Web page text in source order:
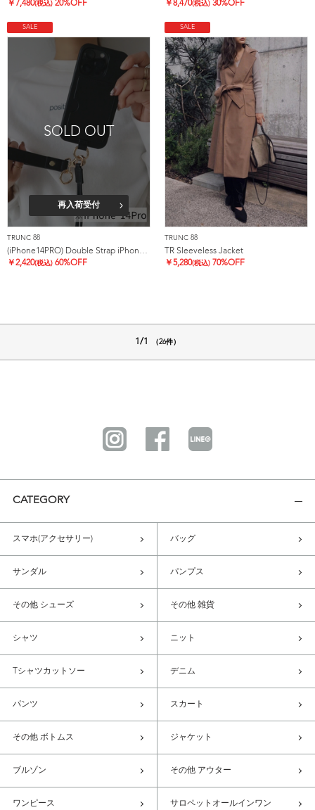
￥ 7,480(税込) 20%OFF
￥8,470(税込) 30%OFF
SALE
SOLD OUT
再入荷受付
TRUNC 88
(iPhone14PRO) Double Strap iPhone Case
￥2,420(税込) 60%OFF
SALE
TRUNC 88
TR Sleeveless Jacket
￥5,280(税込) 70%OFF
1/1 （26件）
CATEGORY
スマホ(アクセサリー) バッグ
サンダル パンプス
その他 シューズ その他 雑貨
シャツ ニット
Tシャツカットソー デニム
パンツ スカート
その他 ボトムス ジャケット
ブルゾン その他 アウター
ワンピース サロペットオールインワン